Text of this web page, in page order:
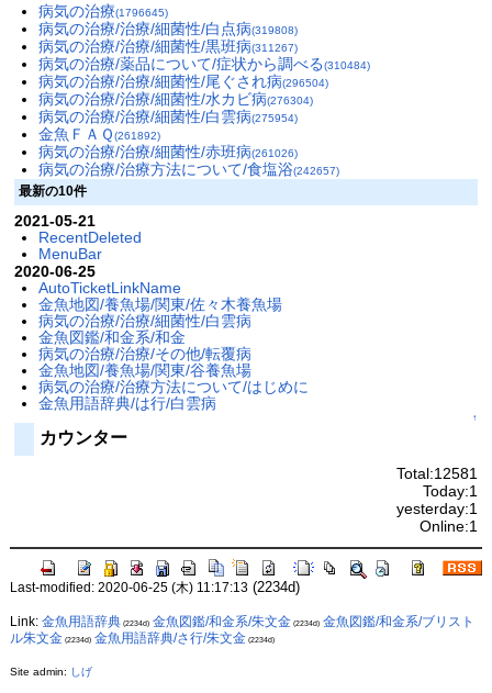
病気の治療(1796645)
病気の治療/治療/細菌性/白点病(319808)
病気の治療/治療/細菌性/黒班病(311267)
病気の治療/薬品について/症状から調べる(310484)
病気の治療/治療/細菌性/尾ぐされ病(296504)
病気の治療/治療/細菌性/水カビ病(276304)
病気の治療/治療/細菌性/白雲病(275954)
金魚ＦＡＱ(261892)
病気の治療/治療/細菌性/赤班病(261026)
病気の治療/治療方法について/食塩浴(242657)
最新の10件
2021-05-21
RecentDeleted
MenuBar
2020-06-25
AutoTicketLinkName
金魚地図/養魚場/関東/佐々木養魚場
病気の治療/治療/細菌性/白雲病
金魚図鑑/和金系/和金
病気の治療/治療/その他/転覆病
金魚地図/養魚場/関東/谷養魚場
病気の治療/治療方法について/はじめに
金魚用語辞典/は行/白雲病
↑
カウンター
Total:12581
Today:1
yesterday:1
Online:1
Last-modified: 2020-06-25 (木) 11:17:13(2234d)
Link: 金魚用語辞典(2234d) 金魚図鑑/和金系/朱文金 (2234d) 金魚図鑑/和金系/ブリスト
ル朱文金 (2234d) 金魚用語辞典/さ行/朱文金 (2234d)
Site admin: しげ